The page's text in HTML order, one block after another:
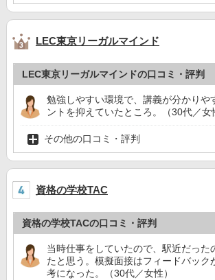
LEC東京リーガルマインド
LEC東京リーガルマインドの口コミ・評判
勉強しやすい環境で、講義が分かりや
ントを抑えていたところ。（30代／女
その他の口コミ・評判
資格の学校TAC
資格の学校TACの口コミ・評判
当時仕事をしていたので、駅近だった
たと思う。模擬面接はフィードバック
考になった。（30代／女性）